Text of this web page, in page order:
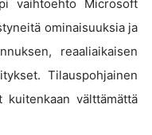
vaihtoehto Microsoft
ominaisuuksia ja
reaaliaikaisen
Tilauspohjainen
välttämättä